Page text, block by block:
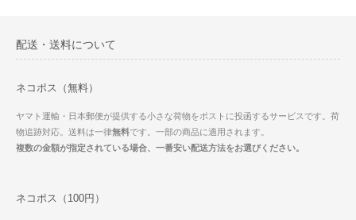
配送・送料について
ネコポス（無料）
ヤマト運輸・日本郵便が提供する小さな荷物をポストに投函するサービスです。荷
物追跡対応。送料は一律無料です。一部の商品に適用されます。
複数の金額が指定されている場合、一番安い配送方法をお選びください。
ネコポス（100円）